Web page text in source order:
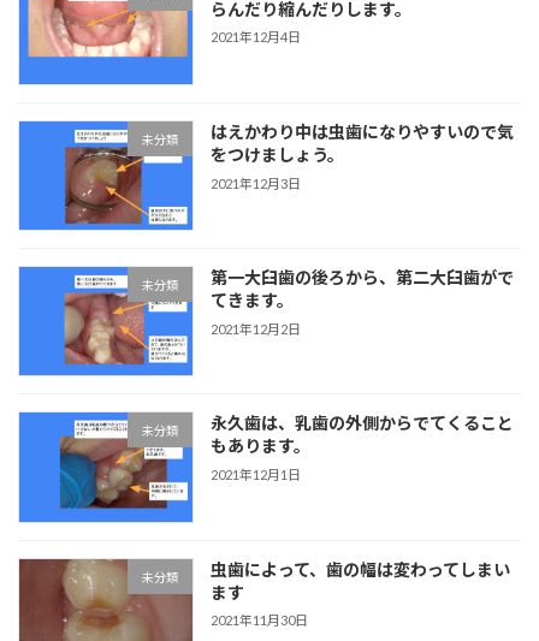
らんだり縮んだりします。
2021年12月4日
未分類
はえかわり中は虫歯になりやすいので気
をつけましょう。
2021年12月3日
未分類
第一大臼歯の後ろから、第二大臼歯がで
てきます。
2021年12月2日
未分類
永久歯は、乳歯の外側からでてくること
もあります。
2021年12月1日
未分類
虫歯によって、歯の幅は変わってしまい
ます
2021年11月30日